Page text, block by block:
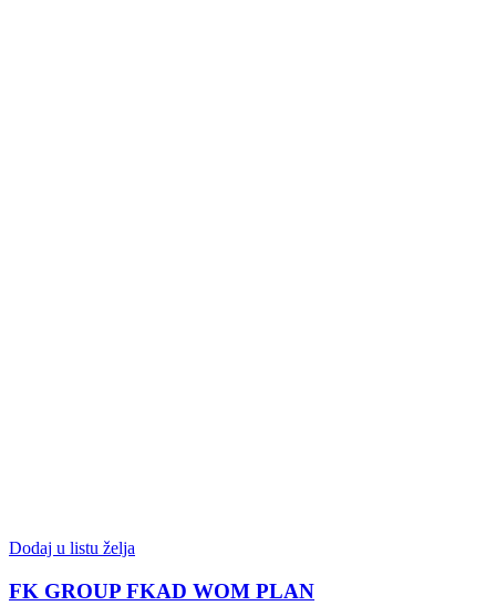
Dodaj u listu želja
FK GROUP FKAD WOM PLAN